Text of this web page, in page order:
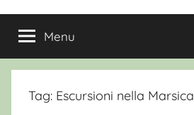
Menu
Tag: Escursioni nella Marsica